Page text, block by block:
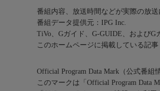
番組内容、放送時間などが実際の放
番組データ提供元：IPG Inc.
TiVo、Gガイド、G-GUIDE、およびG
このホームページに掲載している記
Official Program Data Mark（公式番組
このマークは「Official Program Data